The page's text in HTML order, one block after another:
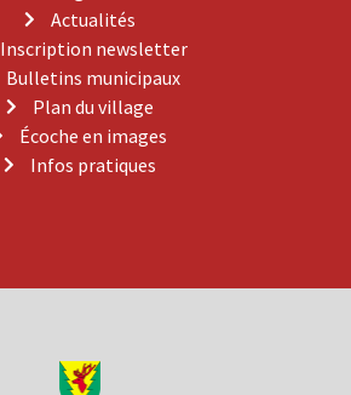
Actualités
Inscription newsletter
Bulletins municipaux
Plan du village
Écoche en images
Infos pratiques